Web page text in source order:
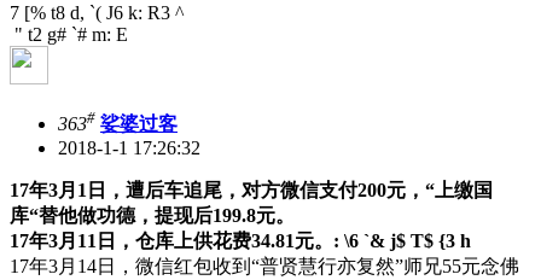
7 [% t8 d, `( J6 k: R3 ^
" t2 g# `# m: E
363# 娑婆过客
2018-1-1 17:26:32
17年3月1日，遭后车追尾，对方微信支付200元，“上缴国
库“替他做功德，提现后199.8元。
17年3月11日，仓库上供花费34.81元。 : \6 `& j$ T$ {3 h
17年3月14日，微信红包收到“普贤慧行亦复然”师兄55元念佛